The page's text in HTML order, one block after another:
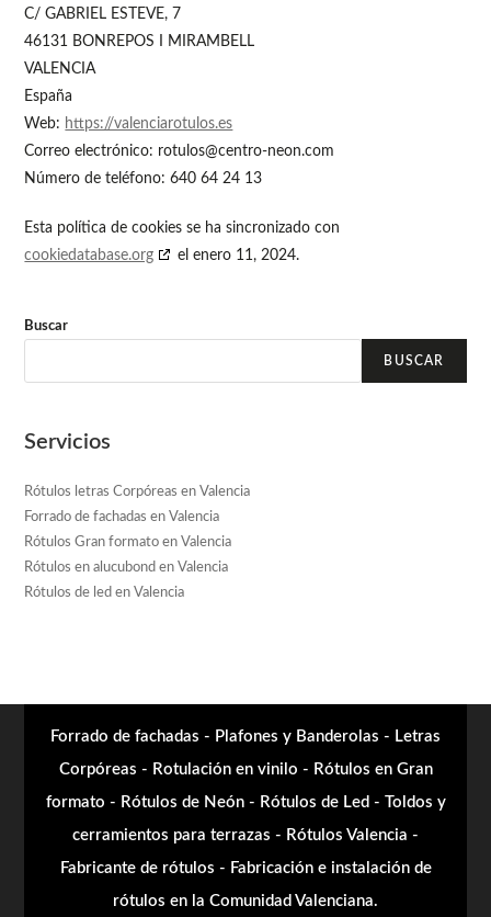
C/ GABRIEL ESTEVE, 7
46131 BONREPOS I MIRAMBELL
VALENCIA
España
Web: https://valenciarotulos.es
Correo electrónico: moc.noen-ortnec@solutor
Número de teléfono: 640 64 24 13
Esta política de cookies se ha sincronizado con
cookiedatabase.org
el enero 11, 2024.
Buscar
BUSCAR
Servicios
Rótulos letras Corpóreas en Valencia
Forrado de fachadas en Valencia
Rótulos Gran formato en Valencia
Rótulos en alucubond en Valencia
Rótulos de led en Valencia
Forrado de fachadas - Plafones y Banderolas - Letras
Corpóreas - Rotulación en vinilo - Rótulos en Gran
formato - Rótulos de Neón - Rótulos de Led - Toldos y
cerramientos para terrazas - Rótulos Valencia -
Fabricante de rótulos - Fabricación e instalación de
rótulos en la Comunidad Valenciana.